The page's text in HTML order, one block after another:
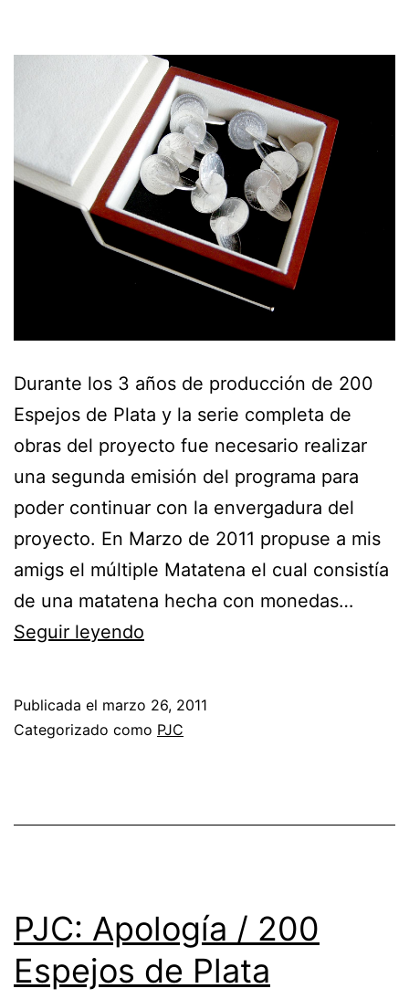
Durante los 3 años de producción de 200
Espejos de Plata y la serie completa de
obras del proyecto fue necesario realizar
una segunda emisión del programa para
poder continuar con la envergadura del
proyecto. En Marzo de 2011 propuse a mis
amigs el múltiple Matatena el cual consistía
de una matatena hecha con monedas…
Seguir leyendo
Publicada el marzo 26, 2011
Categorizado como PJC
PJC: Apología / 200
Espejos de Plata